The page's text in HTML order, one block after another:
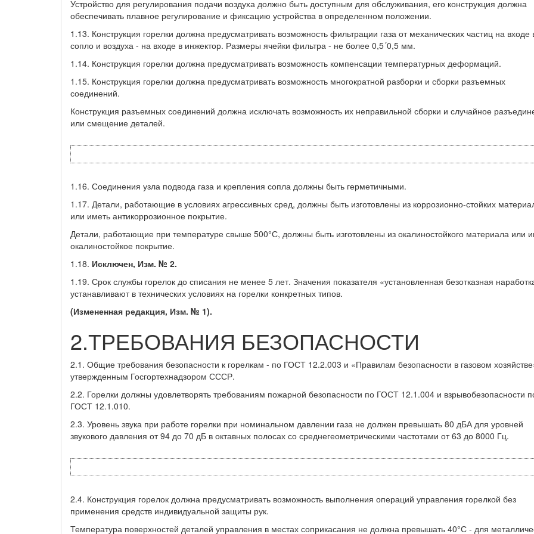
Устройство для регулирования подачи воздуха должно быть доступным для обслуживания, его конструкция должна
обеспечивать плавное регулирование и фиксацию устройства в определенном положении.
1.13. Конструкция горелки должна предусматривать возможность фильтрации газа от механических частиц на входе
сопло и воздуха - на входе в инжектор. Размеры ячейки фильтра - не более 0,5´0,5 мм.
1.14. Конструкция горелки должна предусматривать возможность компенсации температурных деформаций.
1.15. Конструкция горелки должна предусматривать возможность многократной разборки и сборки разъемных
соединений.
Конструкция разъемных соединений должна исключать возможность их неправильной сборки и случайное
или смещение деталей.
1.16. Соединения узла подвода газа и крепления сопла должны быть герметичными.
1.17. Детали, работающие в условиях агрессивных сред, должны быть изготовлены из коррозионно-стойких
или иметь антикоррозионное покрытие.
Детали, работающие при температуре свыше 500°С, должны быть изготовлены из окалиностойкого материала или
окалиностойкое покрытие.
1.18. Исключен, Изм. № 2.
1.19. Срок службы горелок до списания не менее 5 лет. Значения показателя «установленная безотказная
устанавливают в технических условиях на горелки конкретных типов.
(Измененная редакция, Изм. № 1).
2.ТРЕБОВАНИЯ БЕЗОПАСНОСТИ
2.1. Общие требования безопасности к горелкам - по ГОСТ 12.2.003 и «Правилам безопасности в газовом
утвержденным Госгортехнадзором СССР.
2.2. Горелки должны удовлетворять требованиям пожарной безопасности по ГОСТ 12.1.004 и взрывобезопасности
ГОСТ 12.1.010.
2.3. Уровень звука при работе горелки при номинальном давлении газа не должен превышать 80 дБА для уровней
звукового давления от 94 до 70 дБ в октавных полосах со среднегеометрическими частотами от 63 до 8000 Гц.
2.4. Конструкция горелок должна предусматривать возможность выполнения операций управления горелкой без
применения средств индивидуальной защиты рук.
Температура поверхностей деталей управления в местах соприкасания не должна превышать 40°С - для